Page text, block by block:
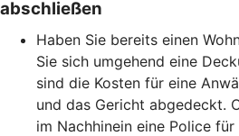
abschließen
Haben Sie bereits einen
Sie sich umgehend eine
sind die Kosten für eine
und das Gericht abgedeckt.
im Nachhinein eine Police